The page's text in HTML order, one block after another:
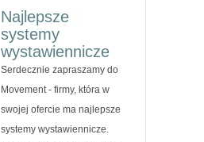
Najlepsze
systemy
wystawiennicze
Serdecznie zapraszamy do
Movement - firmy, która w
swojej ofercie ma najlepsze
systemy wystawiennicze.